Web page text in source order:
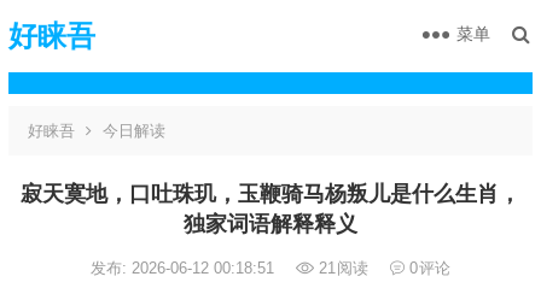
好睐吾 菜单
好睐吾 今日解读
寂天寞地，口吐珠玑，玉鞭骑马杨叛儿是什么生肖，
独家词语解释释义
发布: 2026-06-12 00:18:51 21阅读 0评论